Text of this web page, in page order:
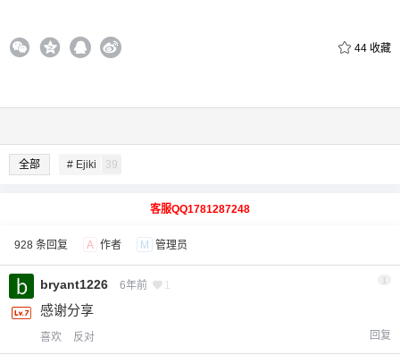
44 收藏
全部 # Ejiki 39
客服QQ1781287248
928 条回复 A 作者 M 管理员
bryant1226 6年前 1
感谢分享
喜欢 反对 回复